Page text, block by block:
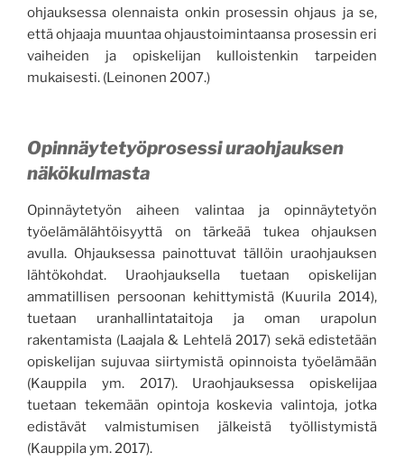
ohjauksessa olennaista onkin prosessin ohjaus ja se,
että ohjaaja muuntaa ohjaustoimintaansa prosessin eri
vaiheiden ja opiskelijan kulloistenkin tarpeiden
mukaisesti. (Leinonen 2007.)
Opinnäytetyöprosessi uraohjauksen
näkökulmasta
Opinnäytetyön aiheen valintaa ja opinnäytetyön
työelämälähtöisyyttä on tärkeää tukea ohjauksen
avulla. Ohjauksessa painottuvat tällöin uraohjauksen
lähtökohdat. Uraohjauksella tuetaan opiskelijan
ammatillisen persoonan kehittymistä (Kuurila 2014),
tuetaan uranhallintataitoja ja oman urapo lun
rakentamista (Laajala & Lehtelä 2017) sekäedistetään
opiskelijan sujuvaa siirtymistä opinnoista työelämään
(Kauppila ym. 2017). Uraohjauksessa opiskelijaa
tuetaan tekemään opintoja koskevia valintoja, jotka
edistävät valmistumisen jälkeistä työllistymistä
(Kauppila ym. 2017).